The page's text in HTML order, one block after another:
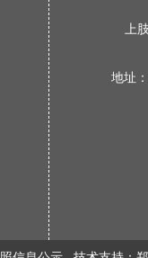
上
地址